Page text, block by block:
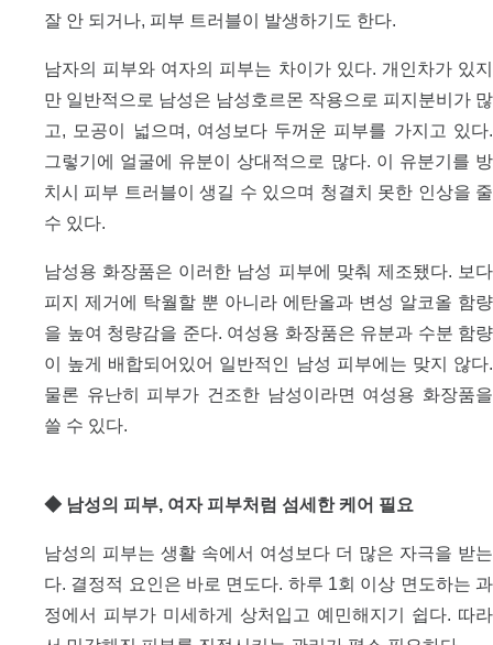
잘 안 되거나, 피부 트러블이 발생하기도 한다.
남자의 피부와 여자의 피부는 차이가 있다. 개인차가 있지
만 일반적으로 남성은 남성호르몬 작용으로 피지분비가 많
고, 모공이 넓으며, 여성보다 두꺼운 피부를 가지고 있다.
그렇기에 얼굴에 유분이 상대적으로 많다. 이 유분기를 방
치시 피부 트러블이 생길 수 있으며 청결치 못한 인상을 줄
수 있다.
남성용 화장품은 이러한 남성 피부에 맞춰 제조됐다. 보다
피지 제거에 탁월할 뿐 아니라 에탄올과 변성 알코올 함량
을 높여 청량감을 준다. 여성용 화장품은 유분과 수분 함량
이 높게 배합되어있어 일반적인 남성 피부에는 맞지 않다.
물론 유난히 피부가 건조한 남성이라면 여성용 화장품을
쓸 수 있다.
◆ 남성의 피부, 여자 피부처럼 섬세한 케어 필요
남성의 피부는 생활 속에서 여성보다 더 많은 자극을 받는
다. 결정적 요인은 바로 면도다. 하루 1회 이상 면도하는 과
정에서 피부가 미세하게 상처입고 예민해지기 쉽다. 따라